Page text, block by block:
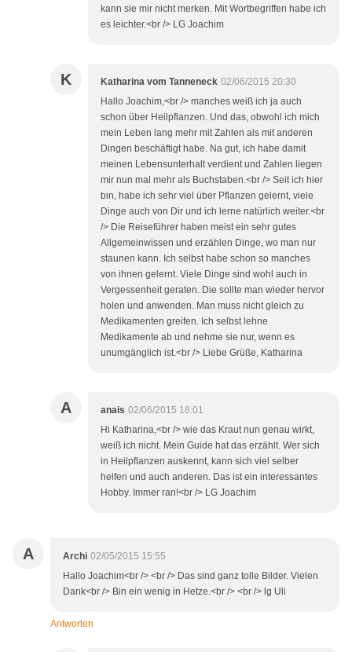
kann sie mir nicht merken. Mit Wortbegriffen habe ich
es leichter.<br /> LG Joachim
K Katharina vom Tanneneck 02/06/2015 20:30
Hallo Joachim,<br /> manches weiß ich ja auch
schon über Heilpflanzen. Und das, obwohl ich mich
mein Leben lang mehr mit Zahlen als mit anderen
Dingen beschäftigt habe. Na gut, ich habe damit
meinen Lebensunterhalt verdient und Zahlen liegen
mir nun mal mehr als Buchstaben.<br /> Seit ich hier
bin, habe ich sehr viel über Pflanzen gelernt, viele
Dinge auch von Dir und ich lerne natürlich weiter.<br
/> Die Reiseführer haben meist ein sehr gutes
Allgemeinwissen und erzählen Dinge, wo man nur
staunen kann. Ich selbst habe schon so manches
von ihnen gelernt. Viele Dinge sind wohl auch in
Vergessenheit geraten. Die sollte man wieder hervor
holen und anwenden. Man muss nicht gleich zu
Medikamenten greifen. Ich selbst lehne
Medikamente ab und nehme sie nur, wenn es
unumgänglich ist.<br /> Liebe Grüße, Katharina
A anais 02/06/2015 18:01
Hi Katharina,<br /> wie das Kraut nun genau wirkt,
weiß ich nicht. Mein Guide hat das erzählt. Wer sich
in Heilpflanzen auskennt, kann sich viel selber
helfen und auch anderen. Das ist ein interessantes
Hobby. Immer ran!<br /> LG Joachim
A Archi 02/05/2015 15:55
Hallo Joachim<br /> <br /> Das sind ganz tolle Bilder. Vielen
Dank<br /> Bin ein wenig in Hetze.<br /> <br /> lg Uli
Antworten